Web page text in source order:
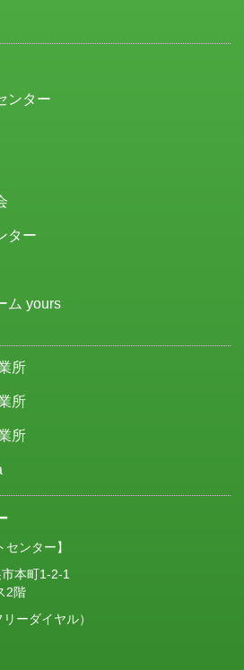
ンター
ター
ム yours
所
所
所
ンター】
本町1-2-1
2階
リーダイヤル）